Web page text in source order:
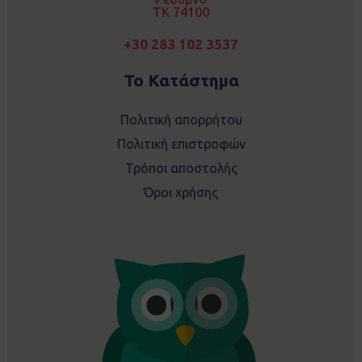
TK 74100
+30 283 102 3537
Το Κατάστημα
Πολιτική απορρήτου
Πολιτική επιστροφών
Τρόποι αποστολής
Όροι χρήσης